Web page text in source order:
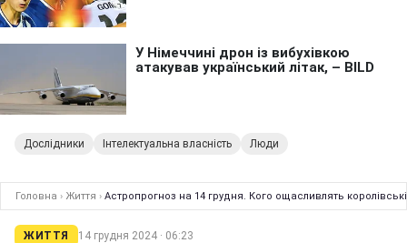
Дослідники Інтелектуальна власність Люди
Головна › Життя › Астропрогноз на 14 грудня. Кого ощасливлять
ЖИТТЯ 14 грудня 2024 · 06:23